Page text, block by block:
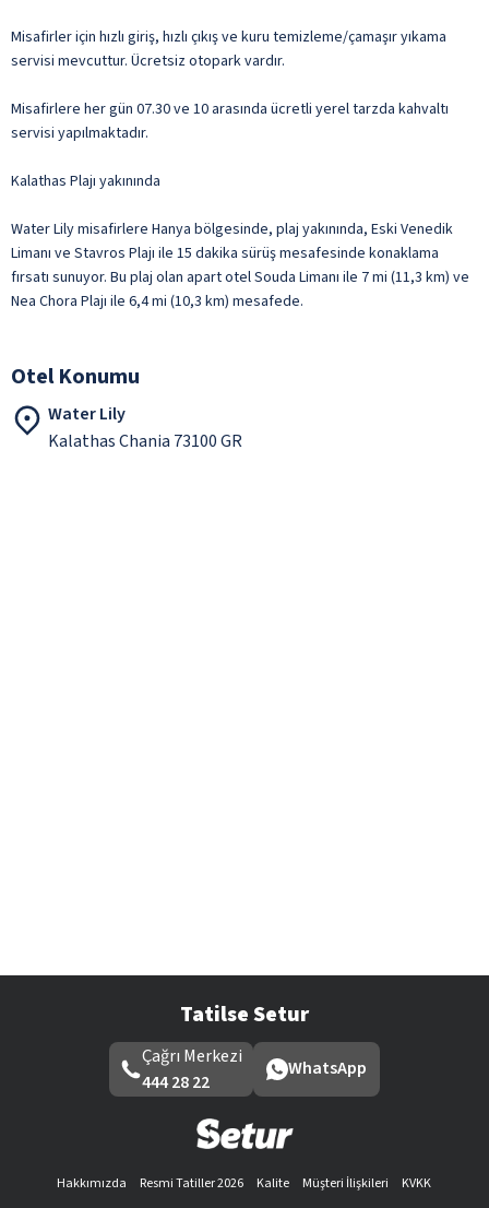
Misafirler için hızlı giriş, hızlı çıkış ve kuru temizleme/çamaşır yıkama
servisi mevcuttur. Ücretsiz otopark vardır.
Misafirlere her gün 07.30 ve 10 arasında ücretli yerel tarzda kahvaltı
servisi yapılmaktadır.
Kalathas Plajı yakınında
Water Lily misafirlere Hanya bölgesinde, plaj yakınında, Eski Venedik
Limanı ve Stavros Plajı ile 15 dakika sürüş mesafesinde konaklama
fırsatı sunuyor. Bu plaj olan apart otel Souda Limanı ile 7 mi (11,3 km) ve
Nea Chora Plajı ile 6,4 mi (10,3 km) mesafede.
Otel Konumu
Water Lily
Kalathas Chania 73100 GR
Tatilse Setur
Çağrı Merkezi
444 28 22
WhatsApp
Hakkımızda Resmi Tatiller 2026 Kalite Müşteri İlişkileri
KVKK